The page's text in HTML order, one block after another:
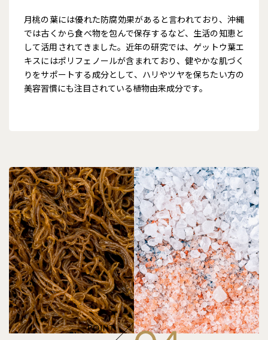
月桃の葉には優れた防腐効果があると言われており、沖縄
では古くから食べ物を包んで保存するなど、生活の知恵と
して活用されてきました。近年の研究では、ゲットウ葉エ
キスにはポリフェノールが含まれており、健やかな肌づく
りをサポートする成分として、ハリやツヤを保ちたい方の
美容習慣にも注目されている植物由来成分です。